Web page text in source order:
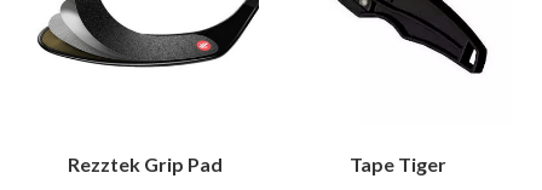
Rezztek Grip Pad Tape Tiger